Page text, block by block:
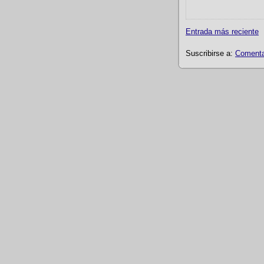
Entrada más reciente
Suscribirse a: